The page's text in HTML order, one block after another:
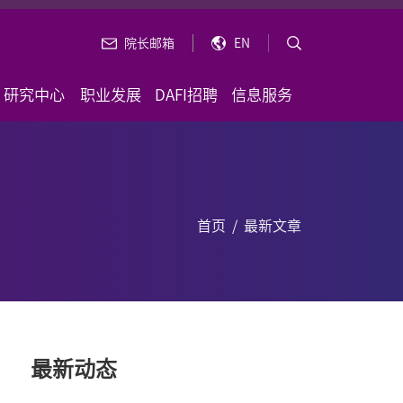
院长邮箱 EN
研究中心 职业发展 DAFI招聘 信息服务
首页 / 最新文章
最新动态